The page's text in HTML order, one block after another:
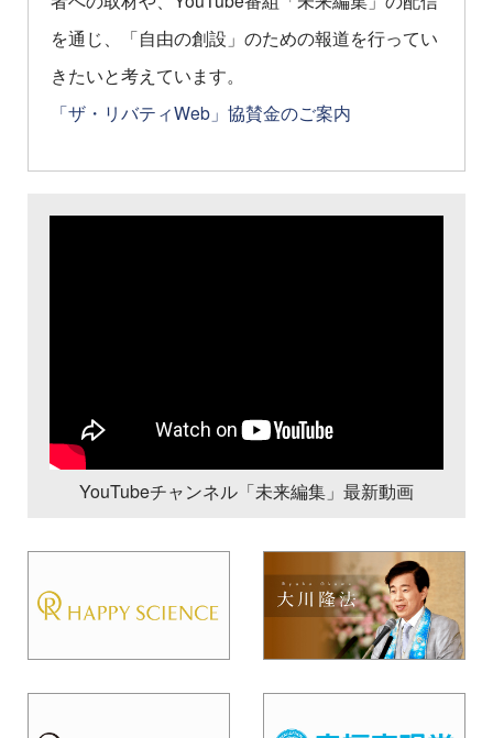
を通じ、「自由の創設」のための報道を行ってい
きたいと考えています。
「ザ・リバティWeb」協賛金のご案内
YouTubeチャンネル「未来編集」最新動画